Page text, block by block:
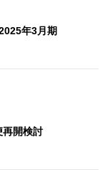
年3月期
再開検討